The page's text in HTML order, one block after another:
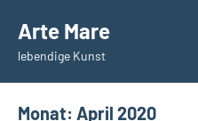
Inhalt
springen
Arte Mare
lebendige Kunst
Monat: April 2020